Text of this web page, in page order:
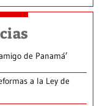
de Panamá’
a la Ley de